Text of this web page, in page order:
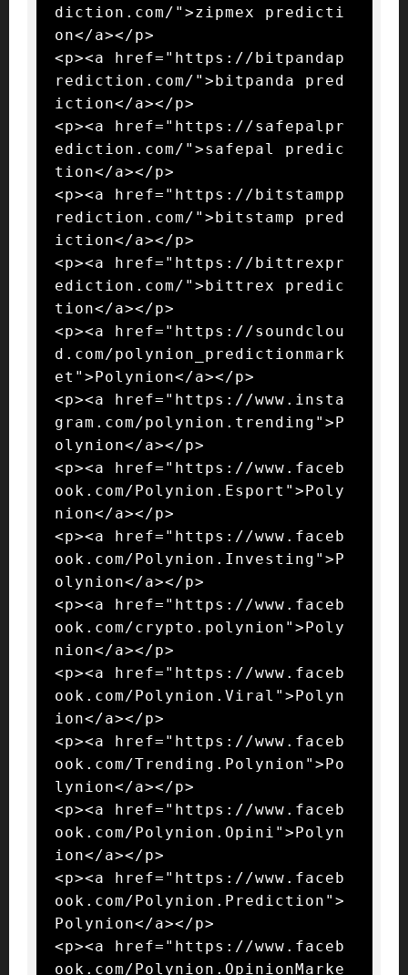
diction.com/">zipmex predicti
on</a></p>
<p><a href="https://bitpandap
rediction.com/">bitpanda pred
iction</a></p>
<p><a href="https://safepalpr
ediction.com/">safepal predic
tion</a></p>
<p><a href="https://bitstampp
rediction.com/">bitstamp pred
iction</a></p>
<p><a href="https://bittrexpr
ediction.com/">bittrex predic
tion</a></p>
<p><a href="https://soundclou
d.com/polynion_predictionmark
et">Polynion</a></p>
<p><a href="https://www.insta
gram.com/polynion.trending">P
olynion</a></p>
<p><a href="https://www.faceb
ook.com/Polynion.Esport">Poly
nion</a></p>
<p><a href="https://www.faceb
ook.com/Polynion.Investing">P
olynion</a></p>
<p><a href="https://www.faceb
ook.com/crypto.polynion">Poly
nion</a></p>
<p><a href="https://www.faceb
ook.com/Polynion.Viral">Polyn
ion</a></p>
<p><a href="https://www.faceb
ook.com/Trending.Polynion">Po
lynion</a></p>
<p><a href="https://www.faceb
ook.com/Polynion.Opini">Polyn
ion</a></p>
<p><a href="https://www.faceb
ook.com/Polynion.Prediction">
Polynion</a></p>
<p><a href="https://www.faceb
ook.com/Polynion.OpinionMarke